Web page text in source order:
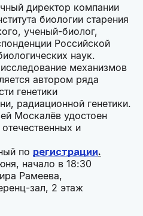
директор компании
биологии старения
ученый-биолог,
Российской
наук.
механизмов
автором ряда
генетики
радиационной генетики.
Москалёв удостоен
и
по регистрации.
начало в 18:30
Рамеева,
зал, 2 этаж